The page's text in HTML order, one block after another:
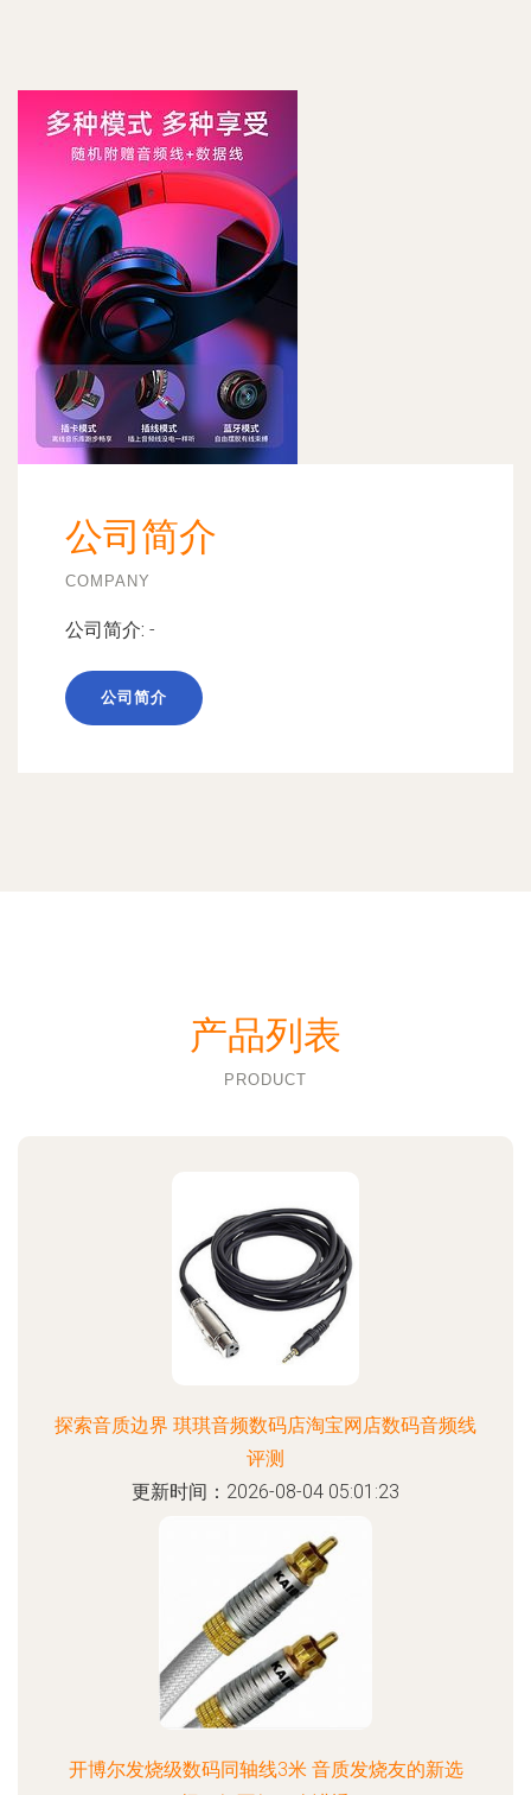
公司简介
COMPANY
公司简介: -
公司简介
产品列表
PRODUCT
探索音质边界 琪琪音频数码店淘宝网店数码音频线
评测
更新时间：2026-08-04 05:01:23
开博尔发烧级数码同轴线3米 音质发烧友的新选